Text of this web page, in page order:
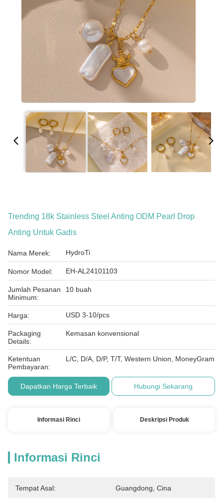
Trending 18k Stainless Steel Anting ODM Pearl Drop
Anting Untuk Gadis
Nama Merek: HydroTi
Nomor Model: EH-AL24101103
Jumlah Pesanan
Minimum:
10 buah
Harga: USD 3-10/pcs
Packaging
Details:
Kemasan konvensional
Ketentuan
Pembayaran:
L/C, D/A, D/P, T/T, Western Union, MoneyGram
Dapatkan Harga Terbaik Hubungi Sekarang
Informasi Rinci Deskripsi Produk
Informasi Rinci
Tempat Asal: Guangdong, Cina